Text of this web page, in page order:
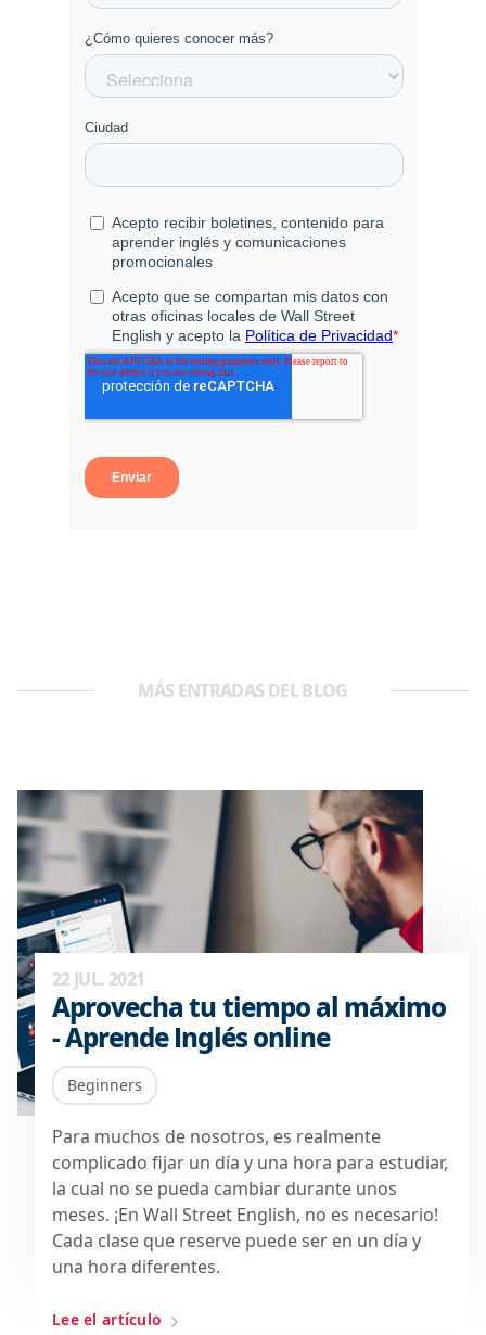
MÁS ENTRADAS DEL BLOG
22 JUL. 2021
Aprovecha tu tiempo al máximo
- Aprende Inglés online
Beginners
Para muchos de nosotros, es realmente
complicado fijar un día y una hora para estudiar,
la cual no se pueda cambiar durante unos
meses. ¡En Wall Street English, no es necesario!
Cada clase que reserve puede ser en un día y
una hora diferentes.
Lee el artículo